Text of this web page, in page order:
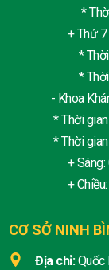
* Thời
+ Thứ 7
* Thời
* Thời
- Khoa
* Thời
* Thời
+ Sáng:
+ Chiều:
CƠ SỞ NINH
Địa chỉ: Quốc